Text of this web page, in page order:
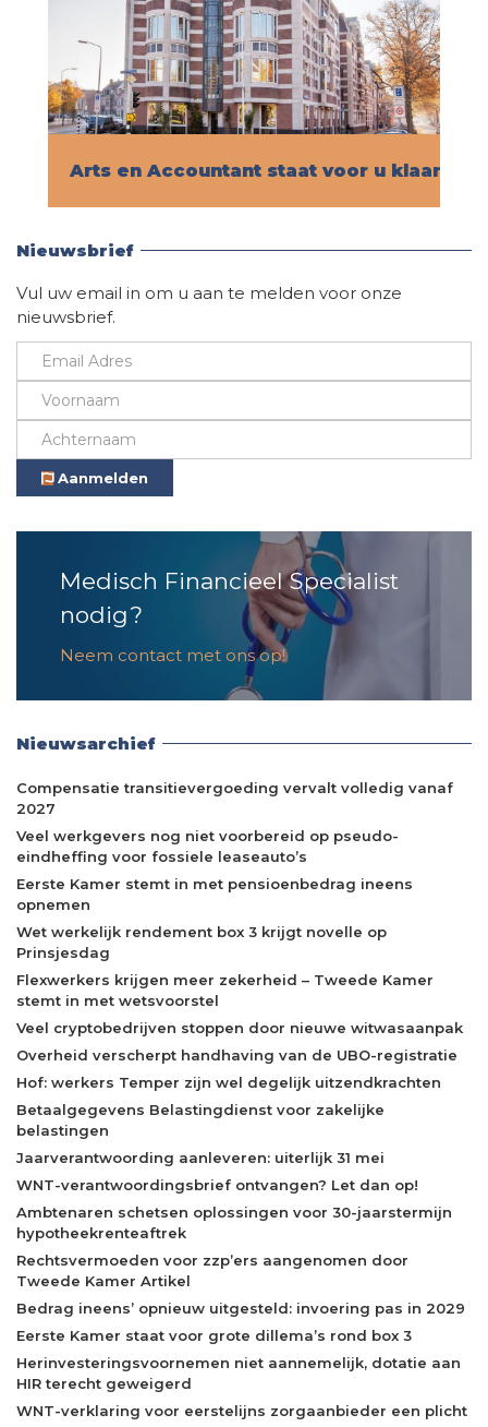
Arts en Accountant staat voor u klaar!
Nieuwsbrief
Vul uw email in om u aan te melden voor onze
nieuwsbrief.
Aanmelden
Medisch Financieel Specialist
nodig?
Neem contact met ons op!
Nieuwsarchief
Compensatie transitievergoeding vervalt volledig vanaf
2027
Veel werkgevers nog niet voorbereid op pseudo-
eindheffing voor fossiele leaseauto’s
Eerste Kamer stemt in met pensioenbedrag ineens
opnemen
Wet werkelijk rendement box 3 krijgt novelle op
Prinsjesdag
Flexwerkers krijgen meer zekerheid – Tweede Kamer
stemt in met wetsvoorstel
Veel cryptobedrijven stoppen door nieuwe witwasaanpak
Overheid verscherpt handhaving van de UBO-registratie
Hof: werkers Temper zijn wel degelijk uitzendkrachten
Betaalgegevens Belastingdienst voor zakelijke
belastingen
Jaarverantwoording aanleveren: uiterlijk 31 mei
WNT-verantwoordingsbrief ontvangen? Let dan op!
Ambtenaren schetsen oplossingen voor 30-jaarstermijn
hypotheekrenteaftrek
Rechtsvermoeden voor zzp’ers aangenomen door
Tweede Kamer Artikel
Bedrag ineens’ opnieuw uitgesteld: invoering pas in 2029
Eerste Kamer staat voor grote dillema’s rond box 3
Herinvesteringsvoornemen niet aannemelijk, dotatie aan
HIR terecht geweigerd
WNT-verklaring voor eerstelijns zorgaanbieder een plicht